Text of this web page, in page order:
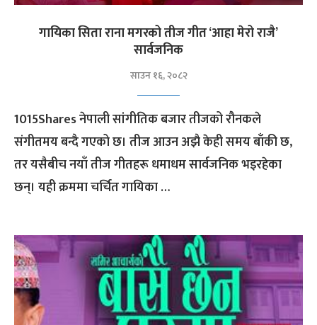
गायिका सिता राना मगरको तीज गीत ‘आहा मेरो राजै’
सार्वजनिक
साउन १६, २०८२
1015Shares नेपाली सांगीतिक बजार तीजको रौनकले
संगीतमय बन्दै गएको छ। तीज आउन अझै केही समय बाँकी छ,
तर यसैबीच नयाँ तीज गीतहरू धमाधम सार्वजनिक भइरहेका
छन्। यही क्रममा चर्चित गायिका …